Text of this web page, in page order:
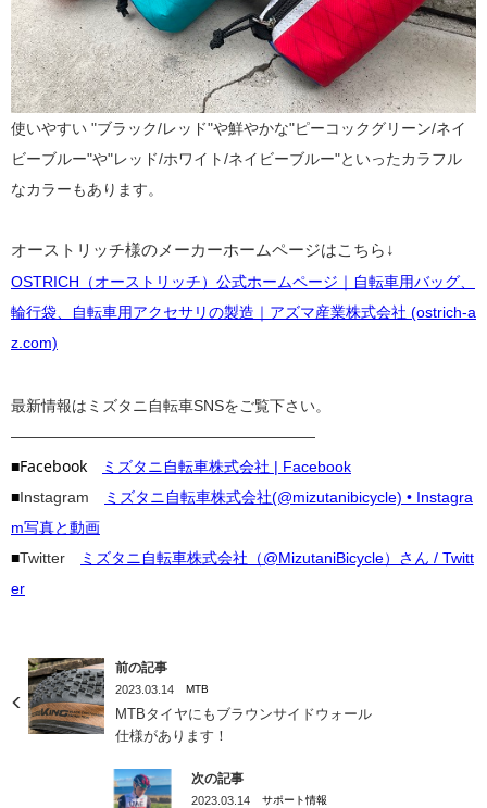
使いやすい "ブラック/レッド"や鮮やかな"ピーコックグリーン/ネイ
ビーブルー"や"レッド/ホワイト/ネイビーブルー"といったカラフル
なカラーもあります。
オーストリッチ様のメーカーホームページはこちら↓
OSTRICH（オーストリッチ）公式ホームページ｜自転車用バッグ、
輪行袋、自転車用アクセサリの製造｜アズマ産業株式会社 (ostrich-a
z.com)
最新情報はミズタニ自転車SNSをご覧下さい。
————————————————————
■Facebook ミズタニ自転車株式会社 | Facebook
■Instagram
ミズタニ自転車株式会社(@mizutanibicycle) • Instagra
m写真と動画
■Twitter
ミズタニ自転車株式会社（@MizutaniBicycle）さん / Twitt
er
前の記事
2023.03.14 MTB
MTBタイヤにもブラウンサイドウォール
仕様があります！
次の記事
2023.03.14 サポート情報